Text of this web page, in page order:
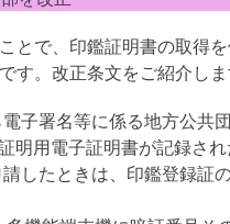
で、印鑑証明書の取得を
。改正条文をご紹介しま
電子署名等に係る地方公
明用電子証明書が記録さ
したときは、印鑑登録証